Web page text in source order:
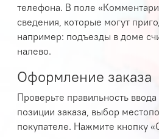
телефона. В поле
сведения, которые могут
например: подъезды в доме
налево.
Оформление заказа
Проверьте правильность
позиции заказа, выбор
покупателе. Нажмите кнопку